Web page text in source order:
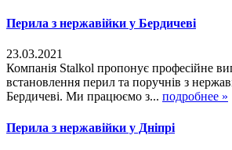
Перила з нержавійки у Бердичеві
23.03.2021
Компанія Stalkol пропонує професійне
встановлення перил та поручнів з
Бердичеві. Ми працюємо з... подробнее »
Перила з нержавійки у Дніпрі